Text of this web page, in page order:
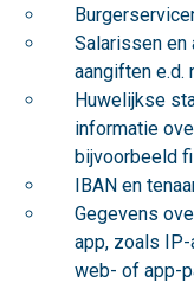
Salarissen
aangiften e.d.
Huwelijkse
informatie
bijvoorbeeld
IBAN en
Gegevens
app, zoals
web- of app-